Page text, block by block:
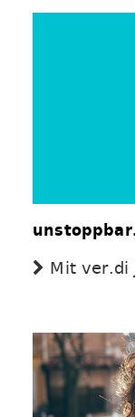
Mit ver.di